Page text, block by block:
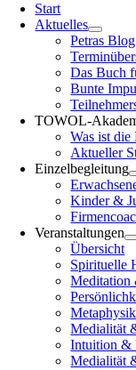
Start
Aktuelles
Petras Blog
Das Buch
Bunte
TOWOL-
Was ist
Aktueller
Einzelbegleitung
Kinder &
Veranstaltungen
Übersicht
Spirituelle
Meditation
Medialität
Intuition &
Medialität